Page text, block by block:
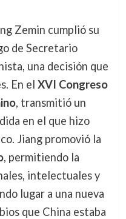
Zemin cumplió su
de Secretario
una decisión que
En el XVI Congreso
, transmitió un
en el que hizo
Jiang promovió la
, permitiendo la
intelectuales y
lugar a una nueva
que China estaba